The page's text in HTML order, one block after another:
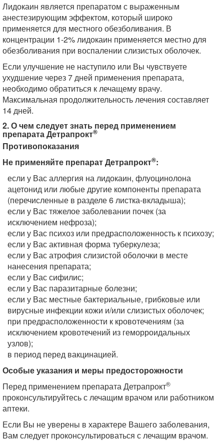
Лидокаин является препаратом с выраженным
анестезирующим эффектом, который широко
применяется для местного обезболивания. В
концентрации 1-2% лидокаин применяется местно для
обезболивания при воспалении слизистых оболочек.
Если улучшение не наступило или Вы чувствуете
ухудшение через 7 дней применения препарата,
необходимо обратиться к лечащему врачу.
Максимальная продолжительность лечения составляет
14 дней.
2. О чем следует знать перед применением
препарата Детрапрокт®
Противопоказания
Не применяйте препарат Детрапрокт®:
если у Вас аллергия на лидокаин, флуоцинолона
ацетонид или любые другие компоненты препарата
(перечисленные в разделе 6 листка-вкладыша);
если у Вас тяжелое заболевании почек (за
исключением нефроза);
если у Вас психоз или предрасположенность к психозу;
если у Вас активная форма туберкулеза;
если у Вас атрофия слизистой оболочки в месте
нанесения препарата;
если у Вас сифилис;
если у Вас паразитарные болезни;
если у Вас местные бактериальные, грибковые или
вирусные инфекции кожи и/или слизистых оболочек;
при предрасположенности к кровотечениям (за
исключением кровотечений из геморроидальных
узлов);
в период перед вакцинацией.
Особые указания и меры предосторожности
Перед применением препарата Детрапрокт®
проконсультируйтесь с лечащим врачом или работником
аптеки.
Если Вы не уверены в характере Вашего заболевания,
Вам следует проконсультироваться с лечащим врачом.